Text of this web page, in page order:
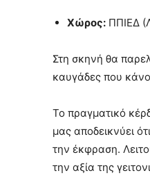
Χώρος: ΠΠΙΕΔ
Στη σκηνή θα
καυγάδες που
Το πραγματικό
μας αποδεικνύει
την έκφραση.
την αξία της